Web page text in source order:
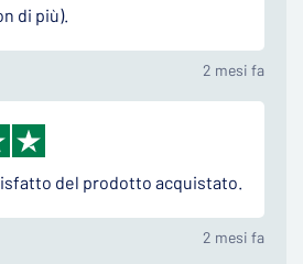
di più).
2 mesi fa
del prodotto acquistato.
2 mesi fa